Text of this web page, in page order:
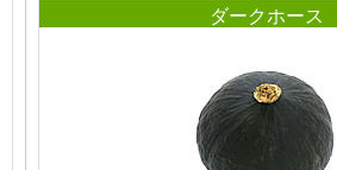
ダークホース